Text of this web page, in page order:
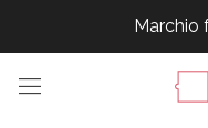
Marchio
Marchio
Marchio